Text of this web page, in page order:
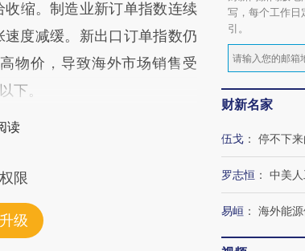
缩。制造业新订单指数连续
度减缓。新出口订单指数仍
物价，导致海外市场销售受
下。
读
限
级
写，每个工作日
引。
财新名家
伍戈 ： 停不下
罗志恒 ： 中美
易峘 ： 海外能